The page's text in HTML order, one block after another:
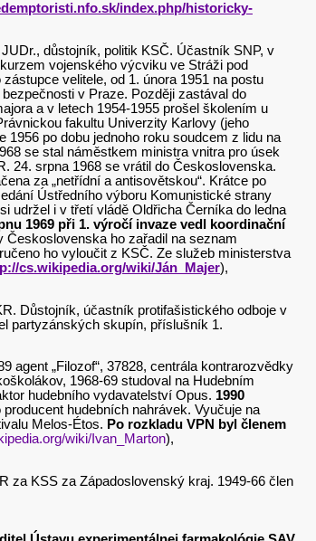
index.php/historicky-
důstojník, politik KSČ. Účastník SNP, v
vojenského výcviku ve Stráži pod
velitele, od 1. února 1951 na postu
v Praze. Později zastával do
a v letech 1954-1955 prošel školením u
fakultu Univerzity Karlovy (jeho
po dobu jednoho roku soudcem z lidu na
se stal náměstkem ministra vnitra pro úsek
24. srpna 1968 se vrátil do Československa.
za „netřídní a antisovětskou“. Krátce po
Ústředního výboru Komunistické strany
udržel i v třetí vládě Oldřicha Černíka do ledna
1969 při 1. výročí invaze vedl koordinační
ho zařadil na seznam
ho vyloučit z KSČ. Ze služeb ministerstva
cs.wikipedia.org/wiki/Ján_Majer),
Důstojník, účastník protifašistického odboje v
partyzánských skupín, příslušník 1.
agent „Filozof“, 37828, centrála kontrarozvědky
1968-69 studoval na Hudebním
hudebního vydavatelství Opus. 1990
hudebních nahrávek. Vyučuje na
Melos-Étos. Po rozkladu VPN byl členem
wiki/Ivan_Marton),
za KSS za Západoslovenský kraj. 1949-66 člen